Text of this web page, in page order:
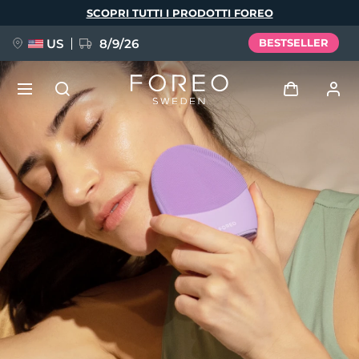
SCOPRI TUTTI I PRODOTTI FOREO
US 8/9/26 BESTSELLER
Profilo utente
I miei dispositivi
I miei ordini
I miei indirizzi
I miei abbonamenti
NUOVO
FAQ™ Pure Beauty-Tech Elixir
BREAKING NEWS
issa™ Teeth Whitening Set
Lingua
English Deutsch
Español
Français
Italiano
Português
Svenska
Русский
Türkçe
简体中文 繁體中文